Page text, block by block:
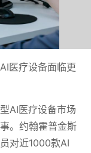
医疗设备面临更
AI医疗设备市场
。约翰霍普金斯
对近1000款AI